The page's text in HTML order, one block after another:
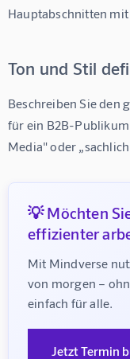
Hauptabschnitten
Ton und Stil
Beschreiben Sie den
für ein B2B-
Media" oder
💡 Möchten
effizienter
Mit Mindverse
von morgen –
einfach für alle.
Jetzt Termin